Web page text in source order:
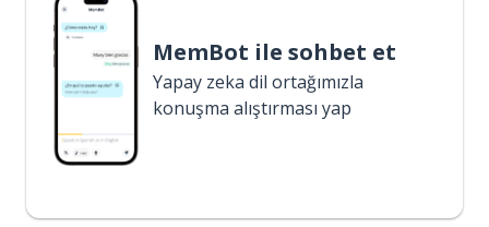
MemBot ile sohbet et
Yapay zeka dil ortağımızla
konuşma alıştırması yap